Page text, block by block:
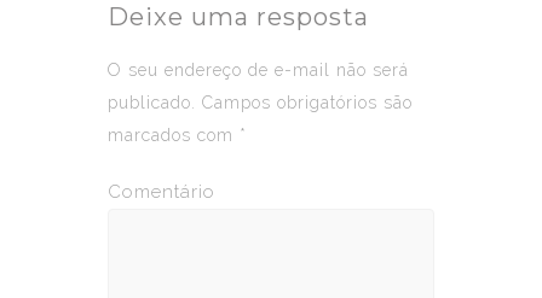
Deixe uma resposta
O seu endereço de e-mail não será
publicado.
Campos obrigatórios são
marcados com *
Comentário